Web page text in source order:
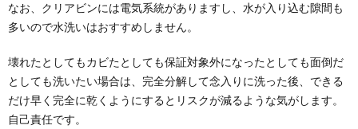
なお、クリアビンには電気系統がありますし、水が入り込む隙間も
多いので水洗いはおすすめしません。
壊れたとしてもカビたとしても保証対象外になったとしても面倒だ
としても洗いたい場合は、完全分解して念入りに洗った後、できる
だけ早く完全に乾くようにするとリスクが減るような気がします。
自己責任です。